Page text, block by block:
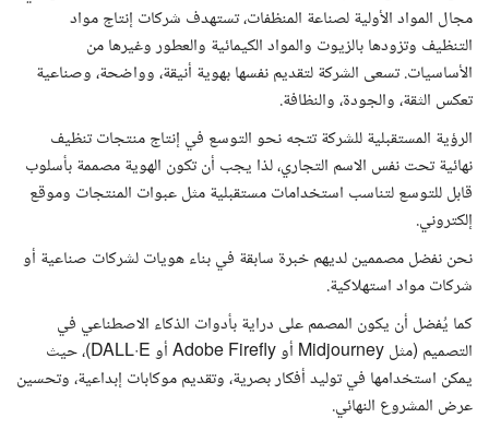
مجال المواد الأولية لصناعة المنظفات، تستهدف شركات إنتاج مواد
التنظيف وتزودها بالزيوت والمواد الكيمائية والعطور وغيرها من
الأساسيات. تسعى الشركة لتقديم نفسها بهوية أنيقة، وواضحة، وصناعية
تعكس الثقة، والجودة، والنظافة.
الرؤية المستقبلية للشركة تتجه نحو التوسع في إنتاج منتجات تنظيف
نهائية تحت نفس الاسم التجاري، لذا يجب أن تكون الهوية مصممة بأسلوب
قابل للتوسع لتناسب استخدامات مستقبلية مثل عبوات المنتجات وموقع
إلكتروني.
نحن نفضل مصممين لديهم خبرة سابقة في بناء هويات لشركات صناعية أو
شركات مواد استهلاكية.
كما يُفضل أن يكون المصمم على دراية بأدوات الذكاء الاصطناعي في
التصميم (مثل Midjourney أو Adobe Firefly أو DALL·E)، حيث
يمكن استخدامها في توليد أفكار بصرية، وتقديم موكابات إبداعية، وتحسين
عرض المشروع النهائي.